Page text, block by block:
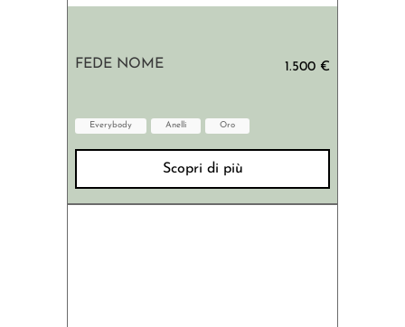
FEDE NOME 1.500 €
Everybody Anelli Oro
Scopri di più